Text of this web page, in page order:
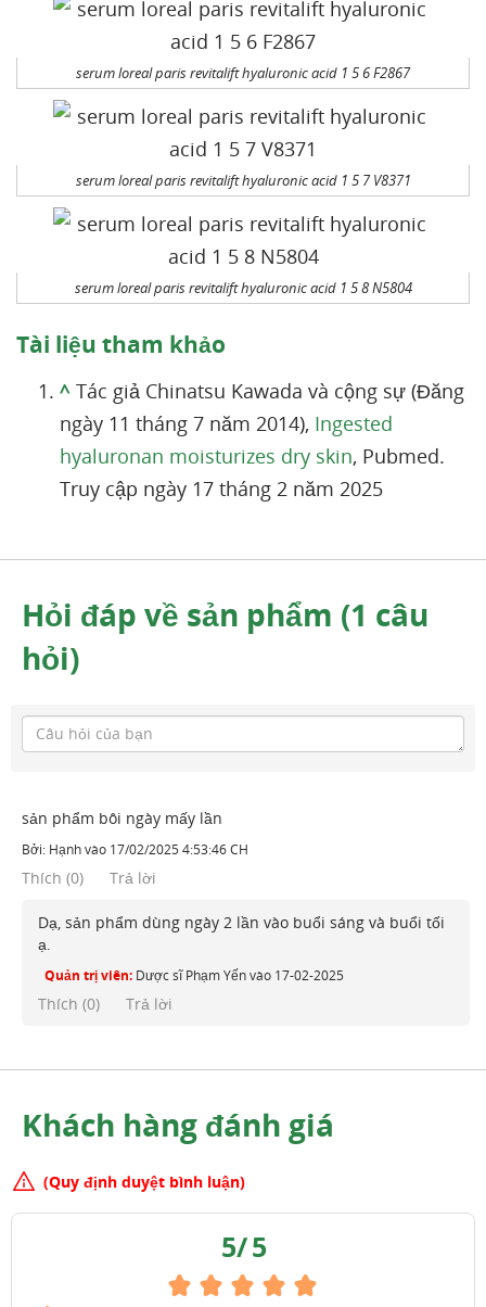
serum loreal paris revitalift hyaluronic acid 1 5 6 F2867
serum loreal paris revitalift hyaluronic acid 1 5 7 V8371
serum loreal paris revitalift hyaluronic acid 1 5 8 N5804
Tài liệu tham khảo
^ Tác giả Chinatsu Kawada và cộng sự (Đăng
ngày 11 tháng 7 năm 2014), Ingested
hyaluronan moisturizes dry skin, Pubmed.
Truy cập ngày 17 tháng 2 năm 2025
Hỏi đáp về sản phẩm (1 câu
hỏi)
sản phẩm bôi ngày mấy lần
Bởi: Hạnhvào 17/02/2025 4:53:46 CH
Thích (0) Trả lời
Dạ, sản phẩm dùng ngày 2 lần vào buổi sáng và buổi tối
ạ.
Quản trị viên: Dược sĩ Phạm Yếnvào 17-02-2025
Thích (0) Trả lời
Khách hàng đánh giá
(Quy định duyệt bình luận)
5/5